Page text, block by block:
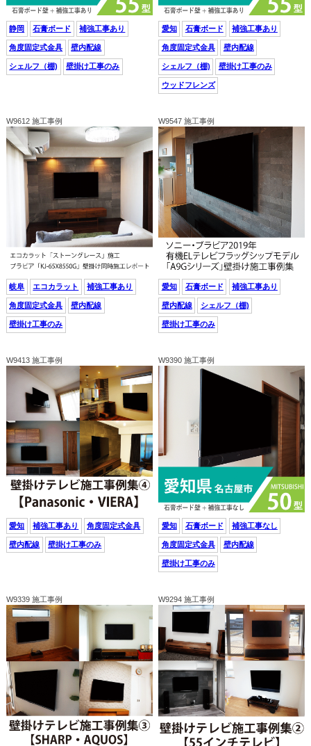
静岡 石膏ボード 補強工事あり
角度固定式金具 壁内配線
シェルフ（棚) 壁掛け工事のみ
愛知 石膏ボード 補強工事あり
角度固定式金具 壁内配線
シェルフ（棚) 壁掛け工事のみ
ウッドフレンズ
W9612 施工事例
岐阜 エコカラット 補強工事あり
角度固定式金具 壁内配線
壁掛け工事のみ
W9547 施工事例
愛知 石膏ボード 補強工事あり
壁内配線 シェルフ（棚)
壁掛け工事のみ
W9413 施工事例
愛知 補強工事あり 角度固定式金具
壁内配線 壁掛け工事のみ
W9390 施工事例
愛知 石膏ボード 補強工事なし
角度固定式金具 壁内配線
壁掛け工事のみ
W9339 施工事例 W9294 施工事例